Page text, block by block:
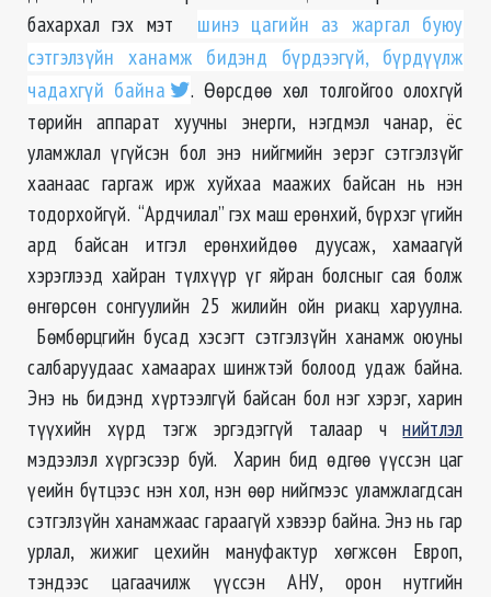
бахархал гэх мэт шинэ цагийн аз жаргал буюу
сэтгэлзүйн ханамж бидэнд бүрдээгүй, бүрдүүлж
чадахгүй байна
. Өөрсдөө хөл толгойгоо олохгүй
төрийн аппарат хуучны энерги, нэгдмэл чанар, ёс
уламжлал үгүйсэн бол энэ нийгмийн эерэг сэтгэлзүйг
хаанаас гаргаж ирж хуйхаа маажих байсан нь нэн
тодорхойгүй. “Ардчилал” гэх маш ерөнхий, бүрхэг үгийн
ард байсан итгэл ерөнхийдөө дуусаж, хамаагүй
хэрэглээд хайран түлхүүр үг яйран болсныг сая болж
өнгөрсөн сонгуулийн 25 жилийн ойн риакц харуулна.
Бөмбөрцгийн бусад хэсэгт сэтгэлзүйн ханамж оюуны
салбаруудаас хамаарах шинжтэй болоод удаж байна.
Энэ нь бидэнд хүртээлгүй байсан бол нэг хэрэг, харин
түүхийн хүрд тэгж эргэдэггүй талаар чнийтлэл
мэдээлэл хүргэсээр буй. Харин бид өдгөө үүссэн цаг
үеийн бүтцээс нэн хол, нэн өөр нийгмээс уламжлагдсан
сэтгэлзүйн ханамжаас гараагүй хэвээр байна. Энэ нь гар
урлал, жижиг цехийн мануфактур хөгжсөн Европ,
тэндээс цагаачилж үүссэн АНУ, орон нутгийн